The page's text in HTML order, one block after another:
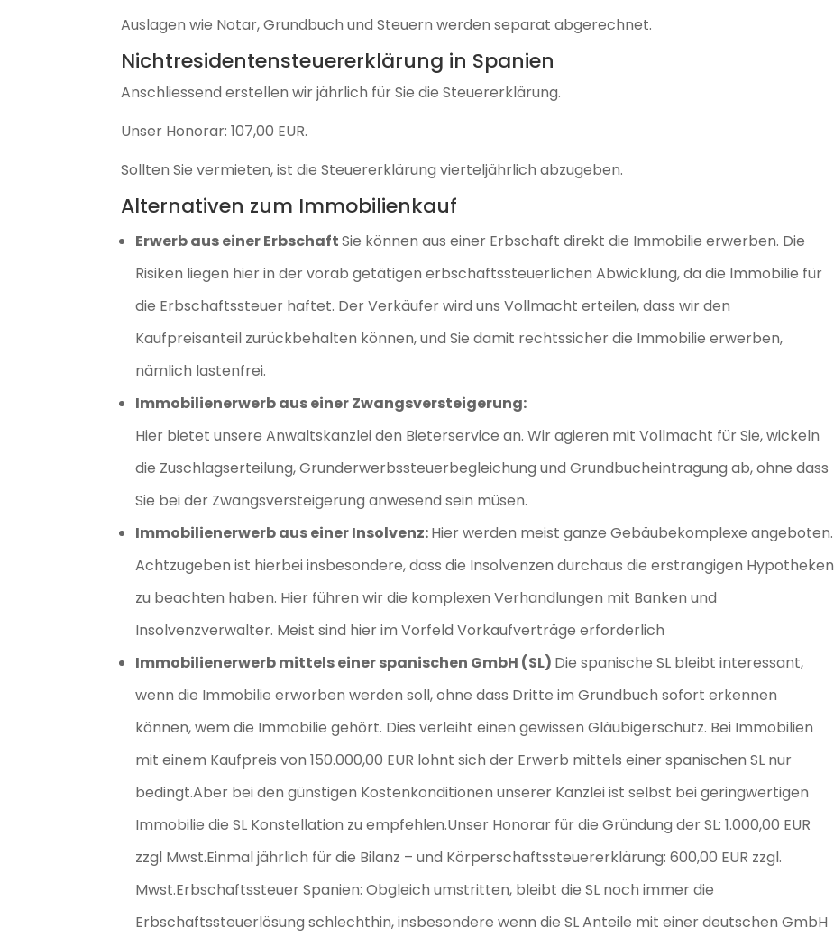
Auslagen wie Notar, Grundbuch und Steuern werden separat abgerechnet.
Nichtresidentensteuererklärung in Spanien
Anschliessend erstellen wir jährlich für Sie die Steuererklärung.
Unser Honorar: 107,00 EUR.
Sollten Sie vermieten, ist die Steuererklärung vierteljährlich abzugeben.
Alternativen zum Immobilienkauf
Erwerb aus einer ErbschaftSie können aus einer Erbschaft direkt die Immobilie erwerben. Die
Risiken liegen hier in der vorab getätigen erbschaftssteuerlichen Abwicklung, da die Immobilie für
die Erbschaftssteuer haftet. Der Verkäufer wird uns Vollmacht erteilen, dass wir den
Kaufpreisanteil zurückbehalten können, und Sie damit rechtssicher die Immobilie erwerben,
nämlich lastenfrei.
Immobilienerwerb aus einer Zwangsversteigerung:
Hier bietet unsere Anwaltskanzlei den Bieterservice an. Wir agieren mit Vollmacht für Sie, wickeln
die Zuschlagserteilung, Grunderwerbssteuerbegleichung und Grundbucheintragung ab, ohne dass
Sie bei der Zwangsversteigerung anwesend sein müsen.
Immobilienerwerb aus einer Insolvenz:Hier werden meist ganze Gebäubekomplexe angeboten.
Achtzugeben ist hierbei insbesondere, dass die Insolvenzen durchaus die erstrangigen Hypotheken
zu beachten haben. Hier führen wir die komplexen Verhandlungen mit Banken und
Insolvenzverwalter. Meist sind hier im Vorfeld Vorkaufverträge erforderlich
Immobilienerwerb mittels einer spanischen GmbH (SL) Die spanische SL bleibt interessant,
wenn die Immobilie erworben werden soll, ohne dass Dritte im Grundbuch sofort erkennen
können, wem die Immobilie gehört. Dies verleiht einen gewissen Gläubigerschutz. Bei Immobilien
mit einem Kaufpreis von 150.000,00 EUR lohnt sich der Erwerb mittels einer spanischen SL nur
bedingt.Aber bei den günstigen Kostenkonditionen unserer Kanzlei ist selbst bei geringwertigen
Immobilie die SL Konstellation zu empfehlen.Unser Honorar für die Gründung der SL: 1.000,00 EUR
zzgl Mwst.Einmal jährlich für die Bilanz – und Körperschaftssteuererklärung: 600,00 EUR zzgl.
Mwst.Erbschaftssteuer Spanien: Obgleich umstritten, bleibt die SL noch immer die
Erbschaftssteuerlösung schlechthin, insbesondere wenn die SL Anteile mit einer deutschen GmbH